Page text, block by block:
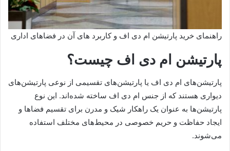
راهنمای خرید پارتیشن ام دی اف و کاربرد های آن در فضاهای اداری
پارتیشن ام دی اف چیست؟
پارتیشن‌های ام دی اف یا پارتیشن‌های تقسیمی از نوعی پارتیشن‌های
دیواری هستند که از جنس ام دی اف ساخته شده‌اند. این نوع
پارتیشن‌ها به عنوان یک راهکار شیک و مدرن برای تقسیم فضاها و
ایجاد حفاظت و حریم خصوصی در محیط‌های مختلف استفاده
می‌شوند.